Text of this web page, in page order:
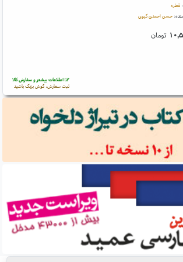
قطره
حسن احمدی گیوی
تومان
اطلاعات بیشتر و سفارش کالا
ثبت سفارش، گوش بزنگ باشید